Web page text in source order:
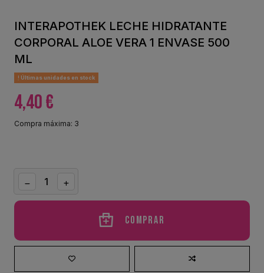
INTERAPOTHEK LECHE HIDRATANTE
CORPORAL ALOE VERA 1 ENVASE 500
ML
Últimas unidades en stock
4,40 €
Compra máxima: 3
Comprar